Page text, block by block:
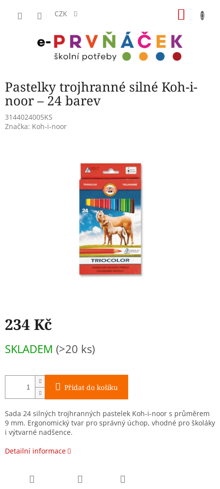
CZK
Pastelky trojhranné silné Koh-i-
noor – 24 barev
3144024005KS
Značka: Koh-i-noor
234 Kč
cena:
SKLADEM (>20 ks)
Přidat do košíku
Sada 24 silných trojhranných pastelek Koh-i-noor s průměrem
9 mm. Ergonomický tvar pro správný úchop, vhodné pro školáky
i výtvarné nadšence.
Detailní informace